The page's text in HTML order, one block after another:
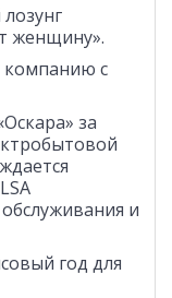
женщину».
компанию с
за
и
год для